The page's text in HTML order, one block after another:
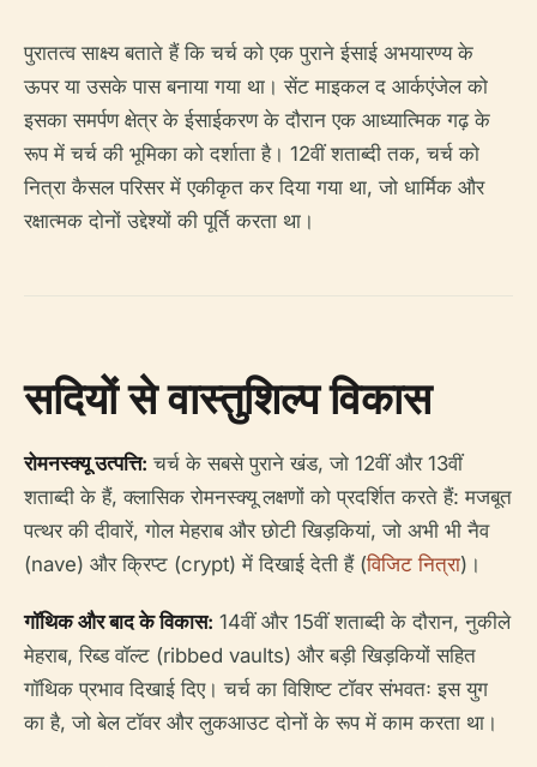
पुरातत्व साक्ष्य बताते हैं कि चर्च को एक पुराने ईसाई अभयारण्य के
ऊपर या उसके पास बनाया गया था। सेंट माइकल द आर्कएंजेल को
इसका समर्पण क्षेत्र के ईसाईकरण के दौरान एक आध्यात्मिक गढ़ के
रूप में चर्च की भूमिका को दर्शाता है। 12वीं शताब्दी तक, चर्च को
नित्रा कैसल परिसर में एकीकृत कर दिया गया था, जो धार्मिक और
रक्षात्मक दोनों उद्देश्यों की पूर्ति करता था।
सदियों से वास्तुशिल्प विकास
रोमनस्क्यू उत्पत्ति: चर्च के सबसे पुराने खंड, जो 12वीं और 13वीं
शताब्दी के हैं, क्लासिक रोमनस्क्यू लक्षणों को प्रदर्शित करते हैं: मजबूत
पत्थर की दीवारें, गोल मेहराब और छोटी खिड़कियां, जो अभी भी नैव
(nave) और क्रिप्ट (crypt) में दिखाई देती हैं (विजिट नित्रा)।
गॉथिक और बाद के विकास: 14वीं और 15वीं शताब्दी के दौरान, नुकीले
मेहराब, रिब्ड वॉल्ट (ribbed vaults) और बड़ी खिड़कियों सहित
गॉथिक प्रभाव दिखाई दिए। चर्च का विशिष्ट टॉवर संभवतः इस युग
का है, जो बेल टॉवर और लुकआउट दोनों के रूप में काम करता था।